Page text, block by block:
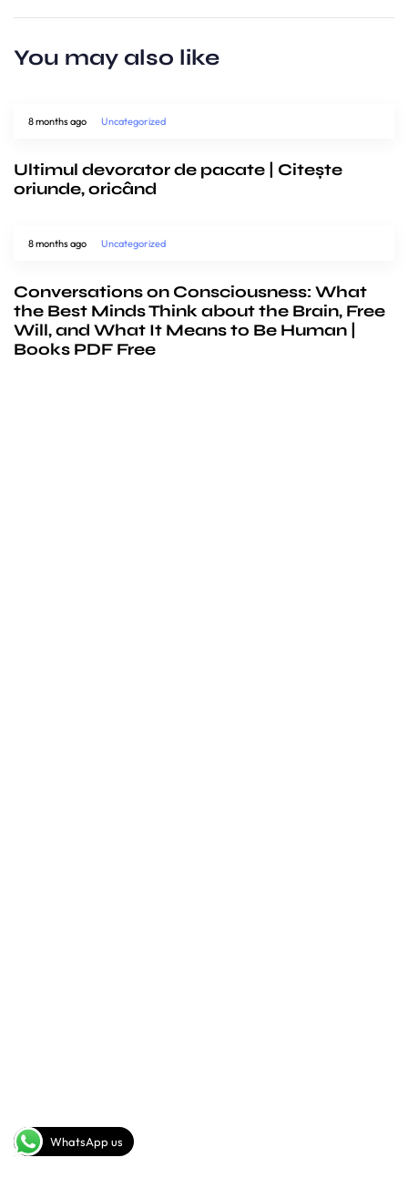
You may also like
8 months ago Uncategorized
Ultimul devorator de pacate | Citește
oriunde, oricând
8 months ago Uncategorized
Conversations on Consciousness: What
the Best Minds Think about the Brain, Free
Will, and What It Means to Be Human |
Books PDF Free
WhatsApp us